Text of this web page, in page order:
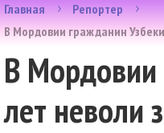
Главная
Репортер
В Мордовии гражданин
В Мордовии
лет неволи